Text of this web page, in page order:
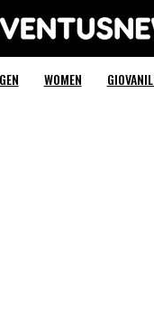
Juventus
WOMEN